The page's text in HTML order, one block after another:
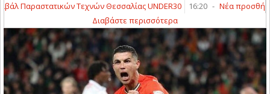
Παραστατικών Τεχνών Θεσσαλίας UNDER30 16:20 - Νέα προσθήκη ο
Διαβάστε περισσότερα